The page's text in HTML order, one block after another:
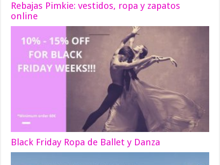
Rebajas Pimkie: vestidos, ropa y zapatos
online
Black Friday Ropa de Ballet y Danza